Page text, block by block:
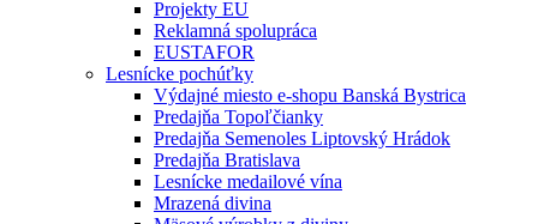
Projekty EU
Reklamná spolupráca
EUSTAFOR
Lesnícke pochúťky
Výdajné miesto e-shopu Banská Bystrica
Predajňa Topoľčianky
Predajňa Semenoles Liptovský Hrádok
Predajňa Bratislava
Lesnícke medailové vína
Mrazená divina